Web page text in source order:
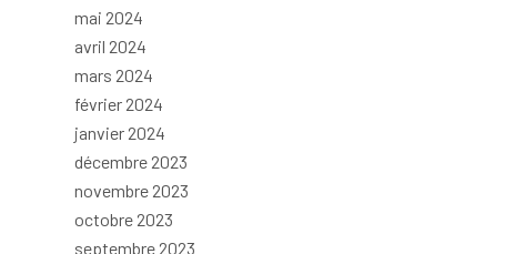
mai 2024
avril 2024
mars 2024
février 2024
janvier 2024
décembre 2023
novembre 2023
octobre 2023
septembre 2023